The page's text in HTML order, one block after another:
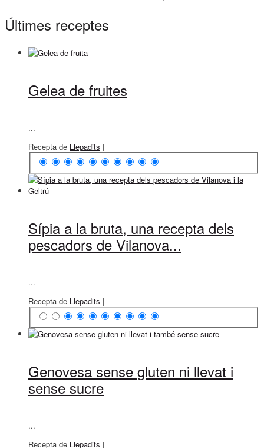
Últimes receptes
Gelea de fruites
...
Recepta de Llepadits |
Sípia a la bruta, una recepta dels
pescadors de Vilanova...
...
Recepta de Llepadits |
Genovesa sense gluten ni llevat i
sense sucre
...
Recepta de Llepadits |